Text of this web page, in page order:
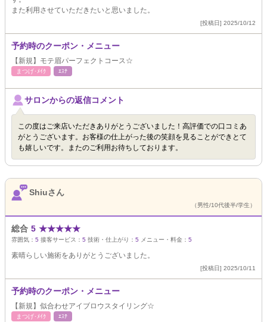
また利用させていただきたいと思いました。
[投稿日] 2025/10/12
予約時のクーポン・メニュー
【新規】モテ眉パーフェクトコース☆
まつげ･ﾒｲｸ ｴｽﾃ
サロンからの返信コメント
この度はご来店いただきありがとうございました！高評価での口コミあ
がとうございます。お客様の仕上がった後の笑顔を見ることができとて
も嬉しいです。またのご利用お待ちしております。
Shiuさん
（男性/10代後半/学生）
総合 5 ★★★★★
雰囲気： 5 接客サービス： 5 技術・仕上がり： 5 メニュー・料金： 5
素晴らしい施術をありがとうございました。
[投稿日] 2025/10/11
予約時のクーポン・メニュー
【新規】似合わせアイブロウスタイリング☆
まつげ･ﾒｲｸ ｴｽﾃ